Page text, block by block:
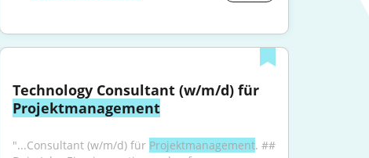
Technology Consultant (w/m/d) für
Projektmanagement
"...Consultant (w/m/d) für Projektmanagement. ##